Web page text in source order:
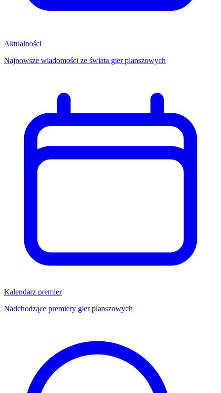
Aktualności
Najnowsze wiadomości ze świata gier planszowych
Kalendarz premier
Nadchodzące premiery gier planszowych